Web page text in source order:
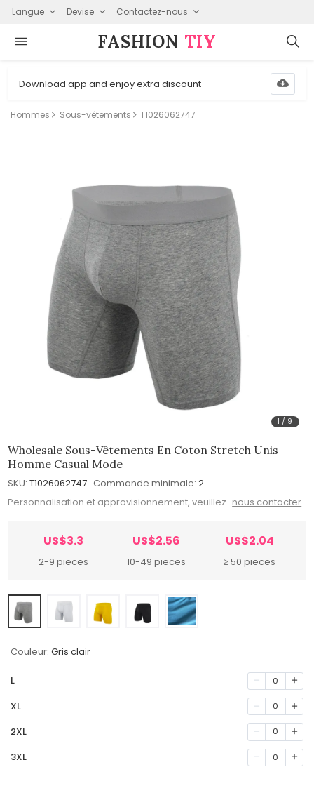
Langue Devise Contactez-nous
FASHION⁠ TIY
Download app and enjoy extra discount
Hommes Sous-vêtements T1026062747
1 / 9
Wholesale Sous-Vêtements En Coton Stretch Unis
Homme Casual Mode
SKU: T1026062747 Commande minimale: 2
Personnalisation et approvisionnement, veuillez nous contacter
US$3.3
2-9 pieces
US$2.56
10-49 pieces
US$2.04
≥ 50 pieces
Couleur: Gris clair
L 0
XL 0
2XL 0
3XL 0